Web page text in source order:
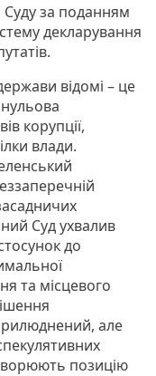
за поданням
декларування
відомі – це
корупції,
влади.
Суд ухвалив
до
та місцевого
але
позицію